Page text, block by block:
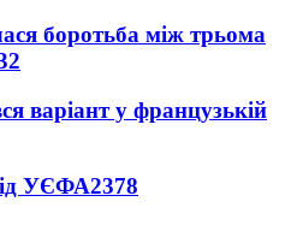
боротьба між трьома
варіант у французькій
УЄФА2378